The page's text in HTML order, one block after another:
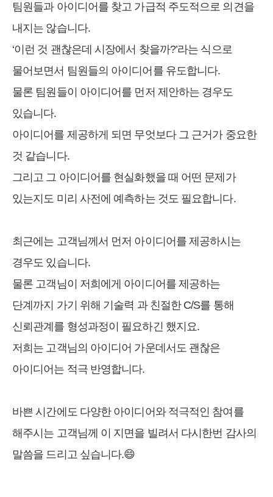
팀원들과 아이디어를 찾고 가급적 주도적으로 의견을
내지는 않습니다.
‘이런 것 괜찮은데 시장에서 찾을까?’라는 식으로
물어보면서 팀원들의 아이디어를 유도합니다.
물론 팀원들이 아이디어를 먼저 제안하는 경우도
있습니다.
아이디어를 제공하게 되면 무엇보다 그 근거가 중요한
것 같습니다.
그리고 그 아이디어를 현실화했을 때 어떤 문제가
있는지도 미리 사전에 예측하는 것도 필요합니다.
최근에는 고객님께서 먼저 아이디어를 제공하시는
경우도 있습니다.
물론 고객님이 저희에게 아이디어를 제공하는
단계까지 가기 위해 기술력 과 친절한 C/S를 통해
신뢰관계를 형성과정이 필요하긴 했지요.
저희는 고객님의 아이디어 가운데서도 괜찮은
아이디어는 적극 반영합니다.
바쁜 시간에도 다양한 아이디어와 적극적인 참여를
해주시는 고객님께 이 지면을 빌려서 다시한번 감사의
말씀을 드리고 싶습니다.😄